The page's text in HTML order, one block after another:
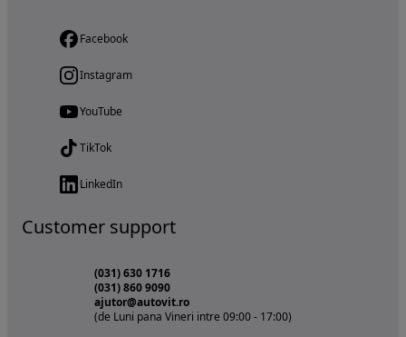
Facebook
Instagram
YouTube
TikTok
LinkedIn
Customer support
(031) 630 1716
(031) 860 9090
ajutor@autovit.ro
(de Luni pana Vineri intre 09:00 - 17:00)